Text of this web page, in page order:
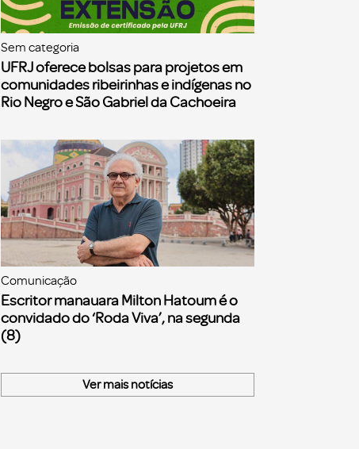
Sem categoria
UFRJ oferece bolsas para projetos em
comunidades ribeirinhas e indígenas no
Rio Negro e São Gabriel da Cachoeira
Comunicação
Escritor manauara Milton Hatoum é o
convidado do ‘Roda Viva’, na segunda
(8)
Ver mais notícias